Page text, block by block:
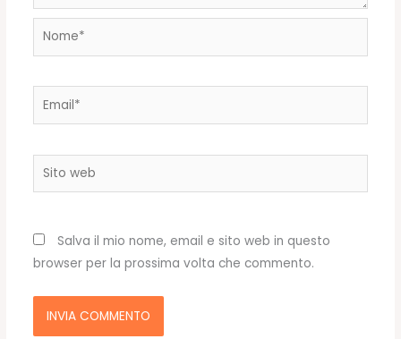
Nome*
Email*
Sito
web
Salva il mio nome, email e sito web in questo
browser per la prossima volta che commento.